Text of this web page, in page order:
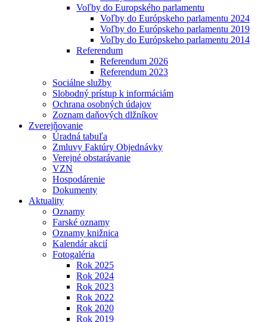
Voľby do Europského parlamentu
Voľby do Európskeho parlamentu 2024
Voľby do Európskeho parlamentu 2019
Voľby do Európskeho parlamentu 2014
Referendum
Referendum 2026
Referendum 2023
Sociálne služby
Slobodný prístup k informáciám
Ochrana osobných údajov
Zoznam daňových dlžníkov
Zverejňovanie
Úradná tabuľa
Zmluvy Faktúry Objednávky
Verejné obstarávanie
VZN
Hospodárenie
Dokumenty
Aktuality
Oznamy
Farské oznamy
Oznamy knižnica
Kalendár akcií
Fotogaléria
Rok 2025
Rok 2024
Rok 2023
Rok 2022
Rok 2020
Rok 2019